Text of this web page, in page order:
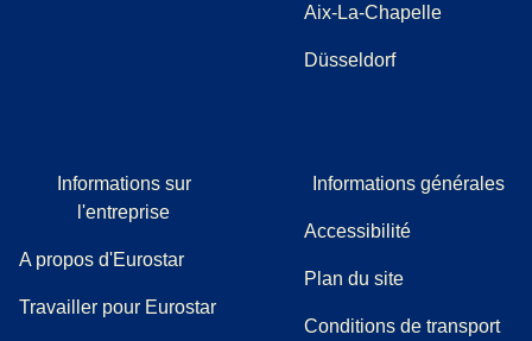
Aix-La-Chapelle
Düsseldorf
Informations sur
l'entreprise
A propos d'Eurostar
Travailler pour Eurostar
Informations générales
Accessibilité
Plan du site
Conditions de transport